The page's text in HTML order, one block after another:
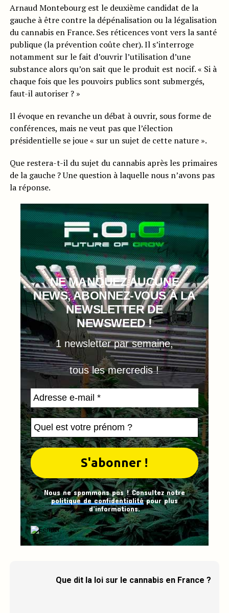
Arnaud Montebourg est le deuxième candidat de la
gauche à être contre la dépénalisation ou la légalisation
du cannabis en France. Ses réticences vont vers la santé
publique (la prévention coûte cher). Il s’interroge
notamment sur le fait d’ouvrir l’utilisation d’une
substance alors qu’on sait que le produit est nocif. « Si à
chaque fois que les pouvoirs publics sont submergés,
faut-il autoriser ? »
Il évoque en revanche un débat à ouvrir, sous forme de
conférences, mais ne veut pas que l’élection
présidentielle se joue « sur un sujet de cette nature ».
Que restera-t-il du sujet du cannabis après les primaires
de la gauche ? Une question à laquelle nous n’avons pas
la réponse.
NE MANQUEZ AUCUNE
NEWS, ABONNEZ-VOUS À LA
NEWSLETTER DE
NEWSWEED !
1 newsletter par semaine,
tous les mercredis !
Nous ne spammons pas ! Consultez notre
politique de confidentialitépour plus
d’informations.
Que dit la loi sur le cannabis en France ?